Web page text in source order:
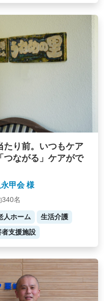
たり前。いつもケア
つながる」ケアがで
甲会 様
340名
人ホーム
生活介護
者支援施設